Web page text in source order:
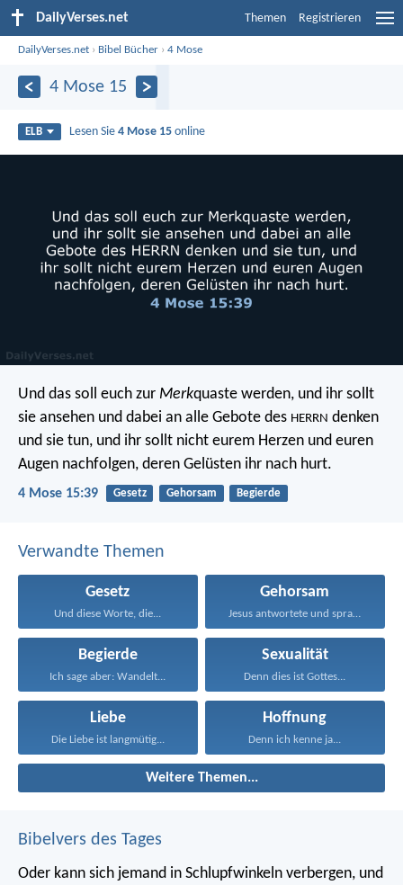
DailyVerses.net Themen Registrieren
DailyVerses.net › Bibel Bücher ›4 Mose
4 Mose 15
ELB Lesen Sie4 Mose 15 online
Und das soll euch zur Merkquaste werden, und ihr sollt
sie ansehen und dabei an alle Gebote des HERRN denken
und sie tun, und ihr sollt nicht eurem Herzen und euren
Augen nachfolgen, deren Gelüsten ihr nach hurt.
4 Mose 15:39 Gesetz Gehorsam Begierde
Verwandte Themen
Gesetz
Und diese Worte, die...
Gehorsam
Jesus antwortete und sprach...
Begierde
Ich sage aber: Wandelt...
Sexualität
Denn dies ist Gottes...
Liebe
Die Liebe ist langmütig...
Hoffnung
Denn ich kenne ja...
Weitere Themen...
Bibelvers des Tages
Oder kann sich jemand in Schlupfwinkeln verbergen, und